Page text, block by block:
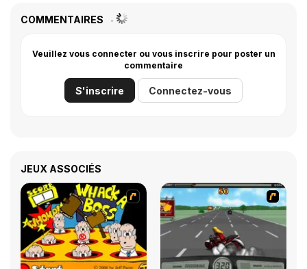
COMMENTAIRES
Veuillez vous connecter ou vous inscrire pour poster un
commentaire
S'inscrire Connectez-vous
JEUX ASSOCIÉS